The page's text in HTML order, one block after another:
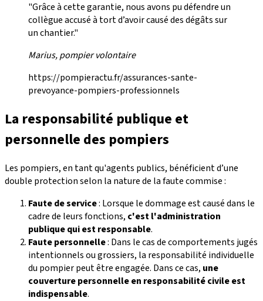
"Grâce à cette garantie, nous avons pu défendre un
collègue accusé à tort d’avoir causé des dégâts sur
un chantier."
Marius, pompier volontaire
https://pompieractu.fr/assurances-sante-
prevoyance-pompiers-professionnels
La responsabilité publique et
personnelle des pompiers
Les pompiers, en tant qu'agents publics, bénéficient d’une
double protection selon la nature de la faute commise :
Faute de service: Lorsque le dommage est causé dans le
cadre de leurs fonctions, c'est l'administration
publique qui est responsable.
Faute personnelle: Dans le cas de comportements jugés
intentionnels ou grossiers, la responsabilité individuelle
du pompier peut être engagée. Dans ce cas, une
couverture personnelle en responsabilité civile est
indispensable.